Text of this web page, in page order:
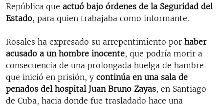
República que actuó bajo órdenes de la Seguridad del
Estado, para quien trabajaba como informante.
Rosales ha expresado su arrepentimiento por haber
acusado a un hombre inocente, que podría morir a
consecuencia de una prolongada huelga de hambre
que inició en prisión, y continúa en una sala de
penados del hospital Juan Bruno Zayas, en Santiago
de Cuba, hacia donde fue trasladado hace una